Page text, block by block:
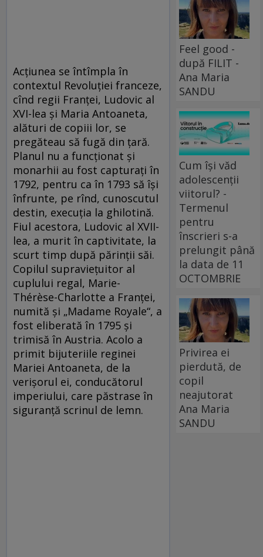
Acțiunea se întîmpla în
contextul Revoluției franceze,
cînd regii Franței, Ludovic al
XVI-lea și Maria Antoaneta,
alături de copiii lor, se
pregăteau să fugă din țară.
Planul nu a funcționat și
monarhii au fost capturați în
1792, pentru ca în 1793 să își
înfrunte, pe rînd, cunoscutul
destin, execuția la ghilotină.
Fiul acestora, Ludovic al XVII-
lea, a murit în captivitate, la
scurt timp după părinții săi.
Copilul supraviețuitor al
cuplului regal, Marie-
Thérèse-Charlotte a Franței,
numită și „Madame Royale“, a
fost eliberată în 1795 și
trimisă în Austria. Acolo a
primit bijuteriile reginei
Mariei Antoaneta, de la
verișorul ei, conducătorul
imperiului, care păstrase în
siguranță scrinul de lemn.
Feel good -
după FILIT -
Ana Maria
SANDU
Cum își văd
adolescenții
viitorul? -
Termenul
pentru
înscrieri s-a
prelungit până
la data de 11
OCTOMBRIE
Privirea ei
pierdută, de
copil
neajutorat
Ana Maria
SANDU